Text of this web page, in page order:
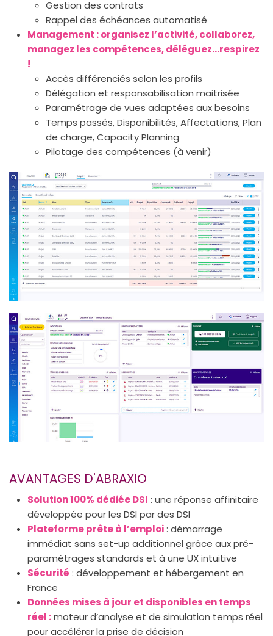
Gestion des contrats
Rappel des échéances automatisé
Management : organisez l’activité, collaborez,
managez les compétences, déléguez…respirez
!
Accès différenciés selon les profils
Délégation et responsabilisation maitrisée
Paramétrage de vues adaptées aux besoins
Temps passés, Disponibilités, Affectations, Plan
de charge, Capacity Planning
Pilotage des compétences (à venir)
AVANTAGES D'ABRAXIO
Solution 100% dédiée DSI : une réponse affinitaire
développée pour les DSI par des DSI
Plateforme prête à l’emploi: démarrage
immédiat sans set-up additionnel grâce aux pré-
paramétrages standards et à une UX intuitive
Sécurité : développement et hébergement en
France
Données mises à jour et disponibles en temps
réel :moteur d’analyse et de simulation temps réel
pour accélérer la prise de décision